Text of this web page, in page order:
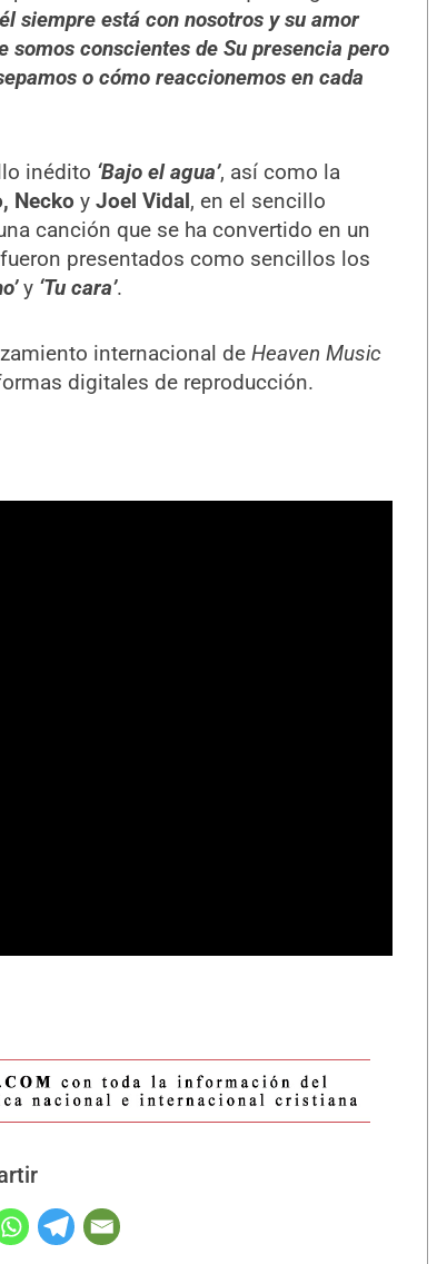
siempre está con nosotros y su amor
conscientes de Su presencia pero
o cómo reaccionemos en cada
inédito ‘Bajo el agua’, así como la
Necko y Joel Vidal, en el sencillo
canción que se ha convertido en un
presentados como sencillos los
y ‘Tu cara’.
internacional de Heaven Music
digitales de reproducción.